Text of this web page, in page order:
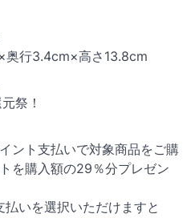
奥行3.4cm×高さ13.8cm
祭！
ント支払いで対象商品をご購
を購入額の29％分プレゼン
いを選択いただけますと